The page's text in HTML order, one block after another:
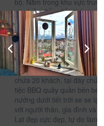
bộ. Nằm trong khu vực
và nhiều điểm đến thú vị.
Một căn nhà đầy đủ tiện
người Đà Lạt, nằm trên một
đặc trưng của Đà Lạt. Với
đều có nét đặc trưng riêng!!!
cafe bao xinh, bao dễ
còn bao rẻ. Phía trên còn có
chứa 20 khách, tại đây
tiệc BBQ quây quần bên
nướng dưới tiết trời se se
với người thân, gia đình và
Lạt đẹp cực đẹp, tự do làm